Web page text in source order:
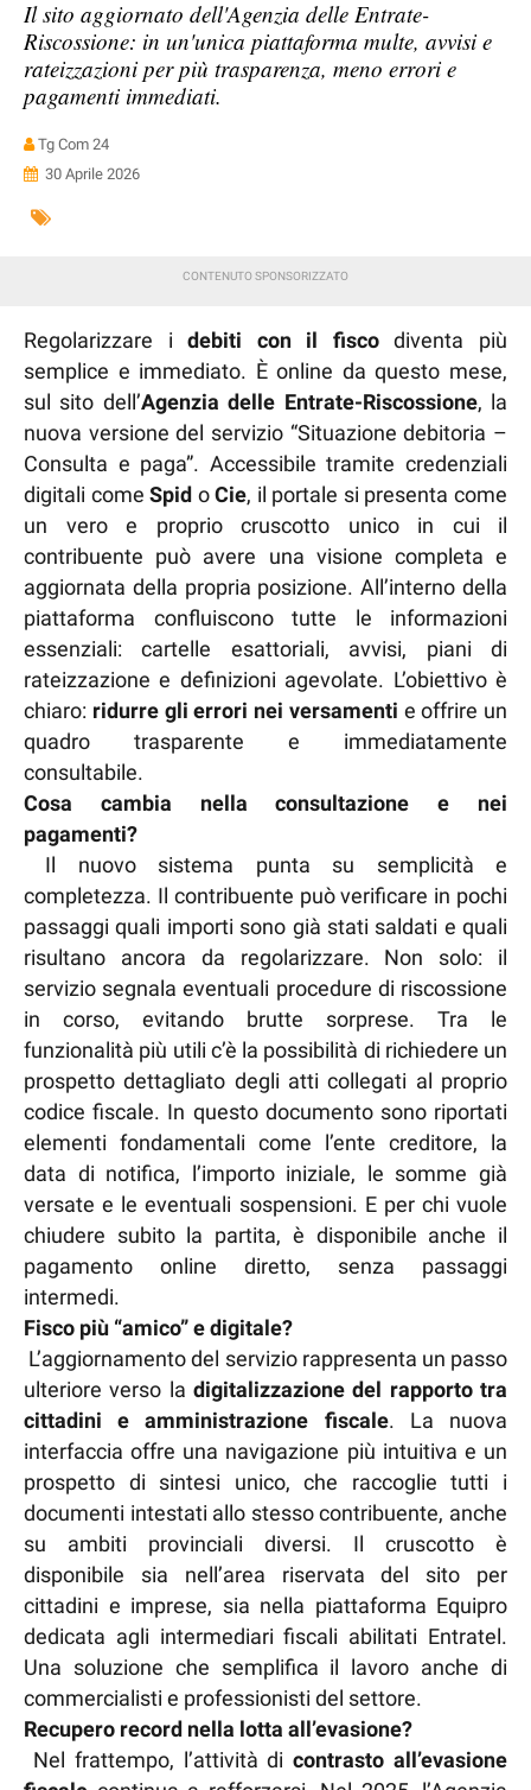
Il sito aggiornato dell'Agenzia delle Entrate-
Riscossione: in un'unica piattaforma multe, avvisi e
rateizzazioni per più trasparenza, meno errori e
pagamenti immediati.
Tg Com 24
30 Aprile 2026
Regolarizzare idebiti con il fiscodiventa più
semplice e immediato. È online da questo mese,
sul sito dell’Agenzia delle Entrate-Riscossione, la
nuova versione del servizio “Situazione debitoria –
Consulta e paga”. Accessibile tramite credenziali
digitali comeSpid oCie, il portale si presenta come
un vero e proprio cruscotto unico in cui il
contribuente può avere una visione completa e
aggiornata della propria posizione. All’interno della
piattaforma confluiscono tutte le informazioni
essenziali: cartelle esattoriali, avvisi, piani di
rateizzazione e definizioni agevolate. L’obiettivo è
chiaro: ridurre gli errori nei versamenti e offrire un
quadro trasparente e immediatamente
consultabile.
Cosa cambia nella consultazione e nei
pagamenti?
Il nuovo sistema punta su semplicità e
completezza. Il contribuente può verificare in pochi
passaggi quali importi sono già stati saldati e quali
risultano ancora da regolarizzare. Non solo: il
servizio segnala eventuali procedure di riscossione
in corso, evitando brutte sorprese. Tra le
funzionalità più utili c’è la possibilità di richiedere un
prospetto dettagliato degli atti collegati al proprio
codice fiscale. In questo documento sono riportati
elementi fondamentali come l’ente creditore, la
data di notifica, l’importo iniziale, le somme già
versate e le eventuali sospensioni. E per chi vuole
chiudere subito la partita, è disponibile anche il
pagamento online diretto, senza passaggi
intermedi.
Fisco più “amico” e digitale?
L’aggiornamento del servizio rappresenta un passo
ulteriore verso la digitalizzazione del rapporto tra
cittadini e amministrazione
fiscale. La nuova
interfaccia offre una navigazione più intuitiva e un
prospetto di sintesi unico, che raccoglie tutti i
documenti intestati allo stesso contribuente, anche
su ambiti provinciali diversi. Il cruscotto è
disponibile sia nell’area riservata del sito per
cittadini e imprese, sia nella piattaforma Equipro
dedicata agli intermediari fiscali abilitati Entratel.
Una soluzione che semplifica il lavoro anche di
commercialisti e professionisti del settore.
Recupero record nella lotta all’evasione?
Nel frattempo, l’attività dicontrasto all’evasione